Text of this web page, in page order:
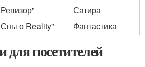
Сатира
о Reality" Фантастика
для посетителей